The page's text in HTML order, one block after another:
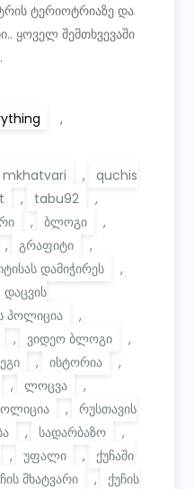
ტერიოტრიაზე და
ყოველ შემთხვევაში
,
,
quchis
, tabu92
,
, ბლოგი
,
, გრაფიტი
,
დამიჭირეს
,
დაცვის
პოლიცია
,
, ვიდეო ბლოგი
,
, ისტორია
,
, ლოცვა
,
,
რუსთავის
, სადარბაზო
,
, უფალი ,
ქუჩაში
მხატვარი ,
ქუჩის